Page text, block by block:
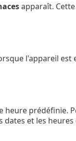
apparaît.
l'appareil est
prédéfinie.
dates et les